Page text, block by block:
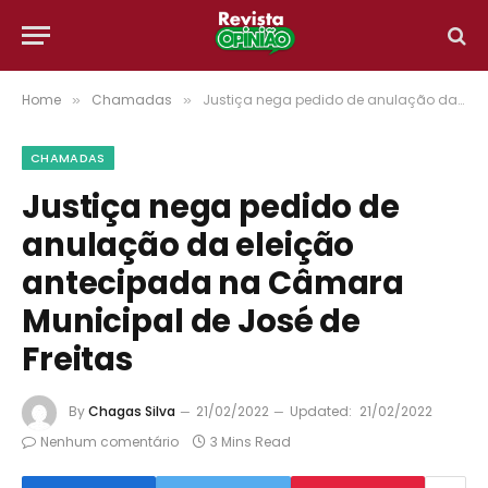
Home » Chamadas » Justiça nega pedido de anulação da eleição antecipada na Câmara Municipal de José de Freitas
CHAMADAS
Justiça nega pedido de
anulação da eleição
antecipada na Câmara
Municipal de José de
Freitas
ByChagas Silva 21/02/2022 Updated: 21/02/2022
Nenhum comentário
3 Mins Read